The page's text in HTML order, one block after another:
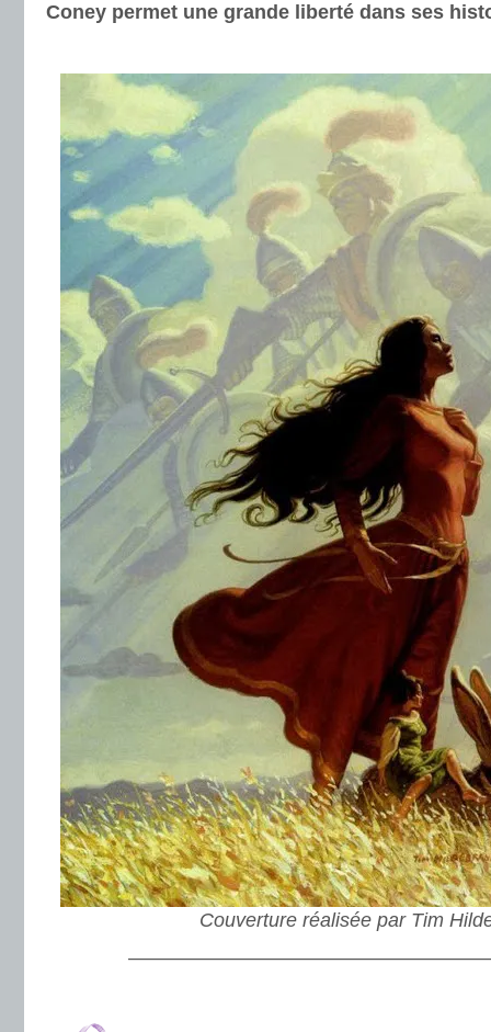
Coney permet une grande liberté dans ses
Couverture réalisée par Tim